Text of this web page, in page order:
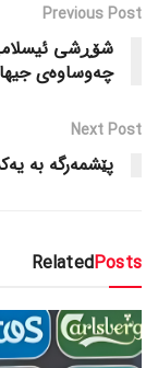
Previous Post
شۆڕشی
چەوساوەی
Next Post
پێشمه‌رگه‌ به‌
RelatedPosts